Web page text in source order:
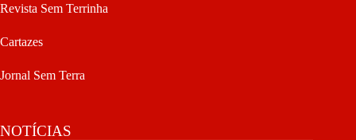
Revista Sem Terrinha
Cartazes
Jornal Sem Terra
NOTÍCIAS